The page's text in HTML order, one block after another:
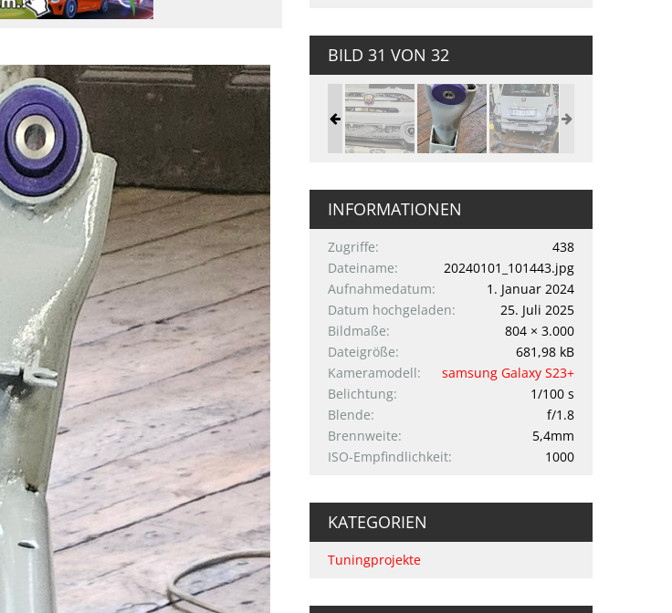
BILD 31 VON 32
INFORMATIONEN
Zugriffe
438
Dateiname
20240101_101443.jpg
Aufnahmedatum
1. Januar 2024
Datum hochgeladen
25. Juli 2025
Bildmaße
804 × 3.000
Dateigröße
681,98 kB
Kameramodell
samsung Galaxy S23+
Belichtung
1/100 s
Blende
f/1.8
Brennweite
5,4mm
ISO-Empfindlichkeit
1000
KATEGORIEN
Tuningprojekte